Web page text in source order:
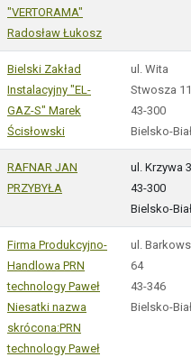
"VERTORAMA"
Radosław Łukosz
Bielski Zakład
Instalacyjny "EL-
GAZ-S" Marek
Ścisłowski
ul. Wita
Stwosza
43-300
Bielsko-
RAFNAR JAN
PRZYBYŁA
ul. Krzywa
43-300
Bielsko-
Firma Produkcyjno-
Handlowa PRN
technology Paweł
Niesatki nazwa
skrócona:PRN
technology Paweł
ul.
64
43-346
Bielsko-